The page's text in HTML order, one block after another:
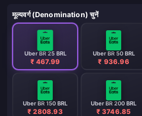
मूल्यवर्ग (Denomination) चुनें
Uber BR 25 BRL
₹ 467.99
Uber BR 50 BRL
₹ 936.96
Uber BR 150 BRL
₹ 2808.93
Uber BR 200 BRL
₹ 3746.85